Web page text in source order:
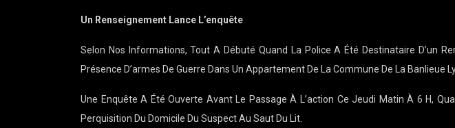
Un Renseignement Lance L’enquête
Selon Nos Informations, Tout A Débuté Quand La Police A Été Destinataire D’un
Présence D’armes De Guerre Dans Un Appartement De La Commune De La Banlieue
Une Enquête A Été Ouverte Avant Le Passage À L’action Ce Jeudi Matin À 6 H,
Perquisition Du Domicile Du Suspect Au Saut Du Lit.